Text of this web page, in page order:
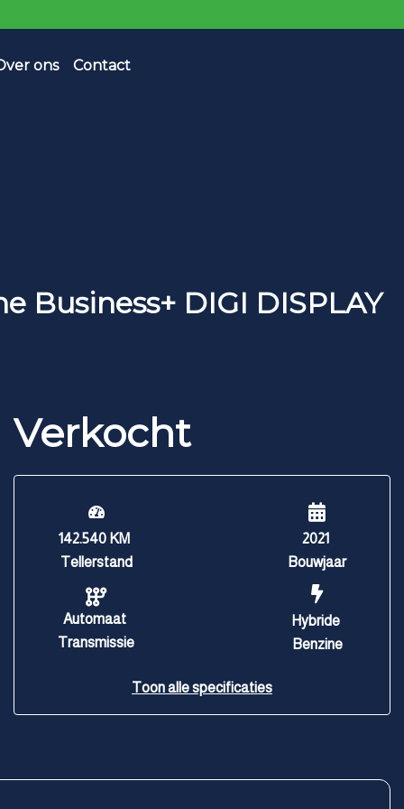
ons Contact
Business+ DIGI DISPLAY
Verkocht
142.540 KM
Tellerstand
Automaat
Transmissie
2021
Bouwjaar
Hybride
Benzine
Toon alle specificaties